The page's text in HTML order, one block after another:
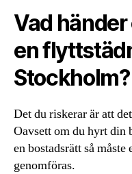
Vad
en
Stockholm?
Det du riskerar är att
Oavsett om du hyrt din
en bostadsrätt så måste
genomföras.